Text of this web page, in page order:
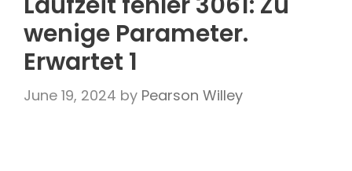
wenige Parameter.
Erwartet 1
June 19, 2024 by Pearson Willey